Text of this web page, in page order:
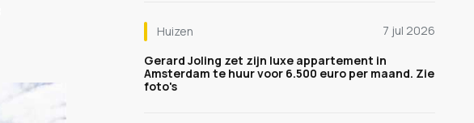
Huizen
7 jul 2026
Gerard Joling zet zijn luxe appartement in
Amsterdam te huur voor 6.500 euro per maand. Zie
foto's